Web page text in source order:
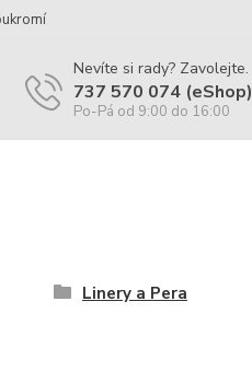
Nevíte si rady? Zavolejte.
737 570 074 (eShop)
Po-Pá od 9:00 do 16:00
Linery a Pera